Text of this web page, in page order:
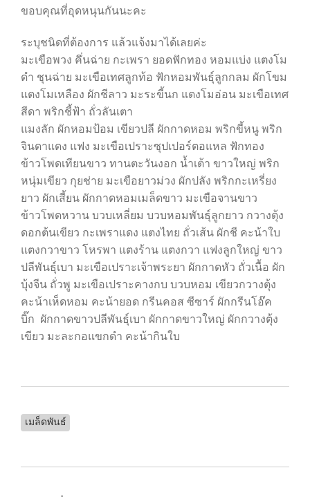
ขอบคุณที่อุดหนุนกันนะคะ
ระบุชนิดที่ต้องการ แล้วแจ้งมาได้เลยค่ะ
มะเขือพวง คึ่นฉ่าย กะเพรา ยอดฟักทอง หอมแบ่ง แตงโม
ดำ ชุนฉ่าย มะเขือเทศลูกท้อ ฟักหอมพันธุ์ลูกกลม ผักโขม
แตงโมเหลือง ผักชีลาว มะระขี้นก แตงโมอ่อน มะเขือเทศ
สีดา พริกชี้ฟ้า ถั่วลันเตา
แมงลัก ผักหอมป้อม เขียวปลี ผักกาดหอม พริกขี้หนู พริก
จินดาแดง แฟง มะเขือเปราะซุปเปอร์ตอแหล ฟักทอง
ข้าวโพดเทียนขาว ทานตะวันงอก น้ำเต้า ขาวใหญ่ พริก
หนุ่มเขียว กุยช่าย มะเขือยาวม่วง ผักปลัง พริกกะเหรี่ยง
ยาว ผักเสี้ยน ผักกาดหอมเมล็ดขาว มะเขือจานขาว
ข้าวโพดหวาน บวบเหลี่ยม บวบหอมพันธุ์ลูกยาว กวางตุ้ง
ดอกต้นเขียว กะเพราแดง แตงไทย ถั่วเส้น ผักชี คะน้าใบ
แตงกวาขาว โหรพา แตงร้าน แตงกวา แฟงลูกใหญ่ ขาว
ปลีพันธุ์เบา มะเขือเปราะเจ้าพระยา ผักกาดหัว ถั่วเนื้อ ผัก
บุ้งจีน ถั่วพู มะเขือเปราะคางกบ บวบหอม เขียวกวางตุ้ง
คะน้าเห็ดหอม คะน้ายอด กรีนคอส ซีซาร์ ผักกรีนโอ๊ค
บิ๊ก ผักกาดขาวปลีพันธุ์เบา ผักกาดขาวใหญ่ ผักกวางตุ้ง
เขียว มะละกอแขกดำ คะน้ากินใบ
เมล็ดพันธ์